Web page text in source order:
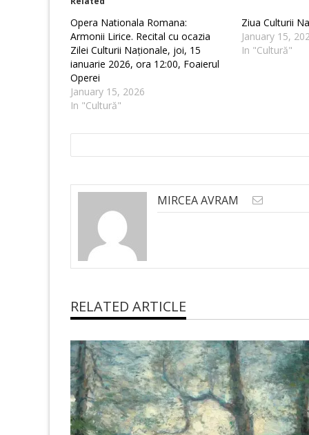
Opera Nationala Romana:
Armonii Lirice. Recital cu ocazia
Zilei Culturii Naționale, joi, 15
ianuarie 2026, ora 12:00, Foaierul
Operei
January 15, 2026
In "Cultură"
Ziua Culturii
January 15,
In "Cultură"
MIRCEA AVRAM
RELATED ARTICLE